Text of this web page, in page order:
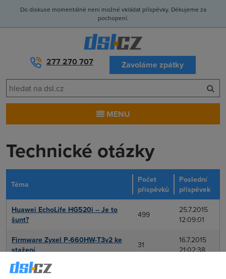
Do diskuse momentálně není možné vkládat příspěvky. Děkujeme za
pochopení.
277 270 707 Zavoláme zpátky
MENU
Technické otázky
Téma
Počet
příspěvků
Poslední
příspěvek
Huawei EchoLife HG520i -- Je to
šunt?
499
25.7.2015
12:09:01
Firmware Zyxel P-660HW-T3v2 ke
stažení
31
16.7.2015
21:02:38
Jak zablokovat přístup na Wifi